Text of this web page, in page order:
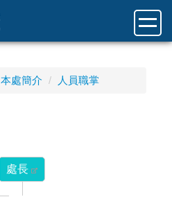
本處簡介 人員職掌
處長